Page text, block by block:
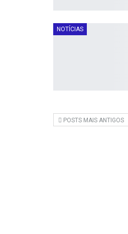
NOTÍCIAS
POSTS MAIS ANTIGOS